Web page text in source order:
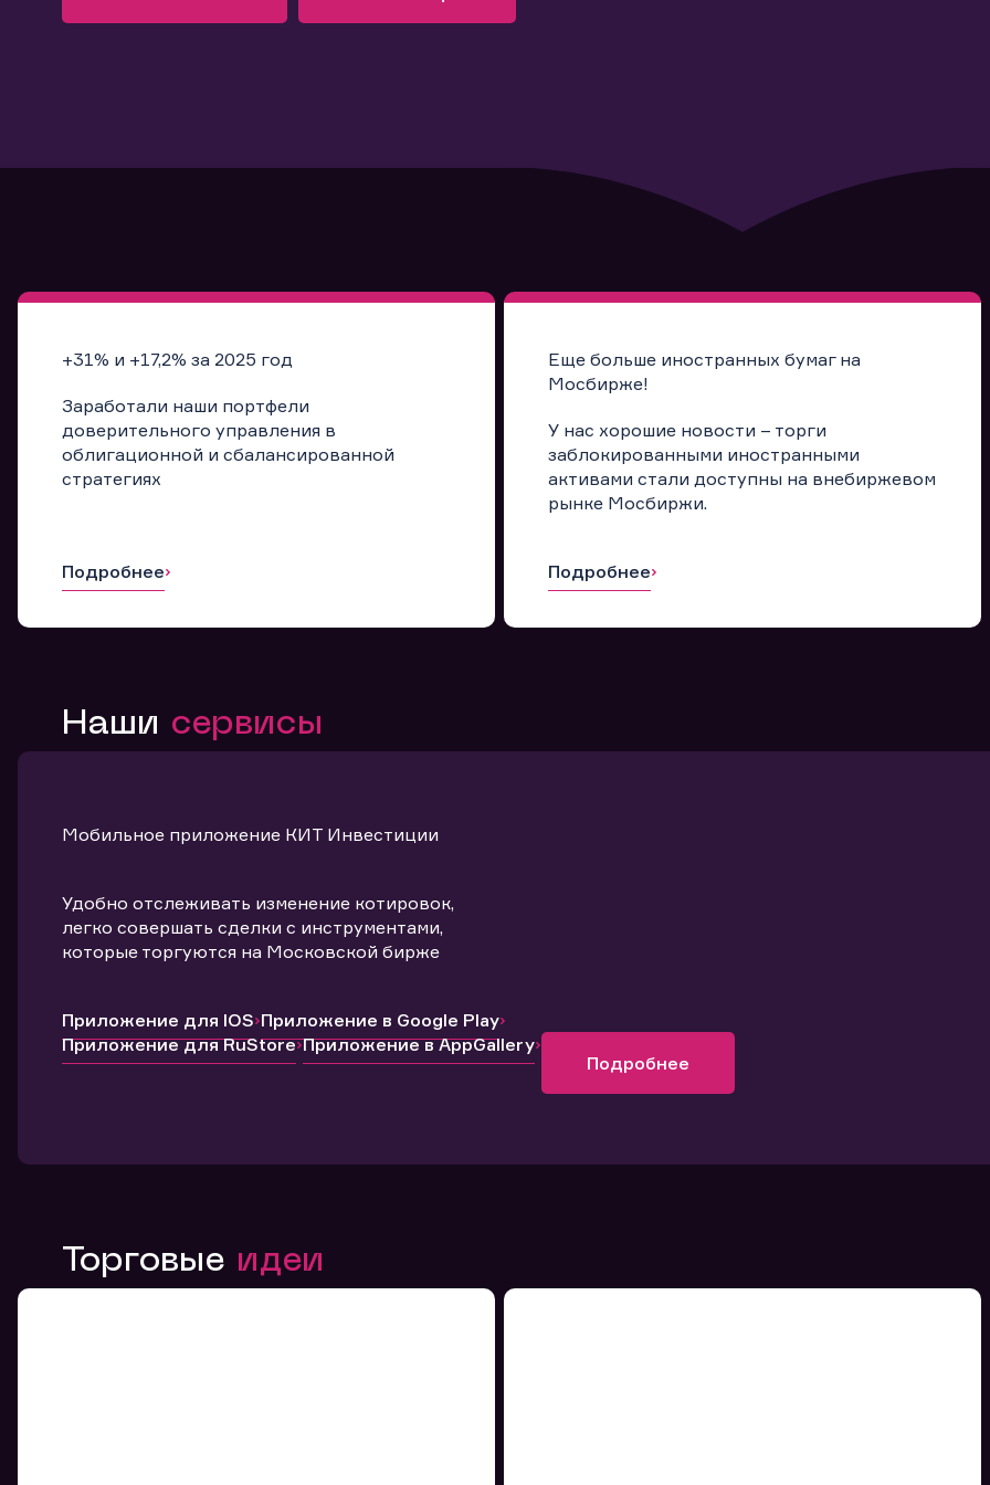
+31% и +17,2% за 2025 год
Заработали наши портфели
доверительного управления в
облигационной и сбалансированной
стратегиях
Подробнее
Еще больше иностранных бумаг на
Мосбирже!
У нас хорошие новости – торги
заблокированными иностранными
активами стали доступны на внебиржевом
рынке Мосбиржи.
Подробнее
Наши сервисы
Мобильное приложение КИТ Инвестиции
Удобно отслеживать изменение котировок,
легко совершать сделки с инструментами,
которые торгуются на Московской бирже
Приложение для IOS Приложение в Google Play
Приложение для RuStore Приложение в AppGallery
Подробнее
Торговые идеи